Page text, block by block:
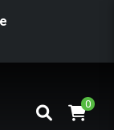
0